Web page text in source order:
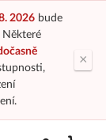
2026bude
Některé
×